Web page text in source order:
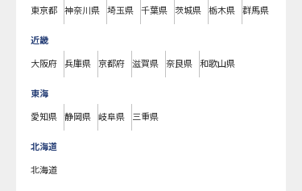
東京都 神奈川県 埼玉県 千葉県 茨城県 栃木県 群馬県
近畿
大阪府 兵庫県 京都府 滋賀県 奈良県 和歌山県
東海
愛知県 静岡県 岐阜県 三重県
北海道
北海道